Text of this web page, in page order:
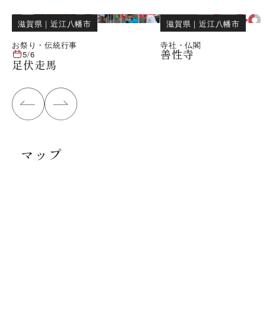
滋賀県 ｜近江八幡市
お祭り・伝統行事
5/6
足伏走馬
滋賀県 ｜近江八幡市
寺社・仏閣
善性寺
マップ